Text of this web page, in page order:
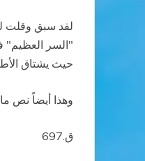
لقد سبق وقلت
"السر العظيم"
حيث يشتاق
وهذا أيضاً نص
ق.697